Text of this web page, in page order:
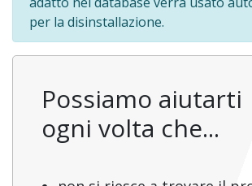
per la disinstallazione.
Possiamo aiutarti
ogni volta che...